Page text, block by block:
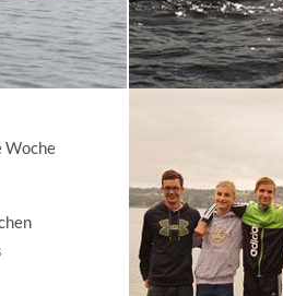
Woche